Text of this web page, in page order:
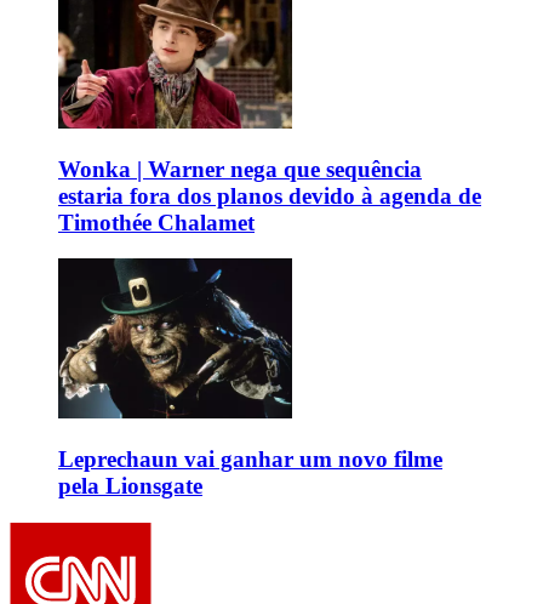
Wonka | Warner nega que sequência
estaria fora dos planos devido à agenda de
Timothée Chalamet
Leprechaun vai ganhar um novo filme
pela Lionsgate